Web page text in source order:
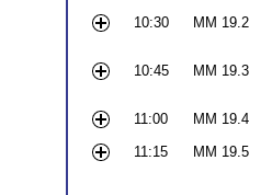
10:30
MM 19.2
10:45
MM 19.3
11:00
MM 19.4
11:15
MM 19.5